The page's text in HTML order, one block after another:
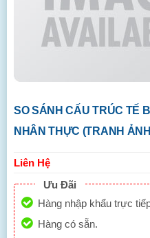
SO SÁNH CẤU TRÚC TẾ
NHÂN THỰC (TRANH
Liên Hệ
Ưu Đãi
Hàng nhập khẩu trực
Hàng có sẵn.